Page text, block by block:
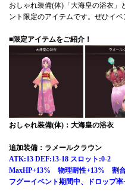
おしゃれ装備(体)「大海皇の浴衣
ント限定のアイテムです。ぜひイベ
■限定アイテムをご紹介！
おしゃれ装備(体)：大海皇の浴衣
追加装備：ラメールクラウン
ATK:13 DEF:13-18 スロット:0-2
MaxHP+13% 物理耐性+13% 割合
フグーイベント期間中、ドロップ